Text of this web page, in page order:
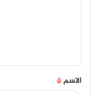
ق
*
الاسم*